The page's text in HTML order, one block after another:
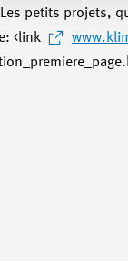
petits projets,
<link